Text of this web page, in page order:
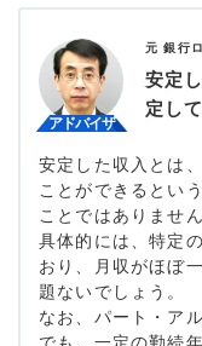
元 銀行
安定
定し
安定した収入とは
ことができるとい
ことではありません
具体的には、特定
おり、月収がほぼ
題ないでしょう。
なお、パート・ア